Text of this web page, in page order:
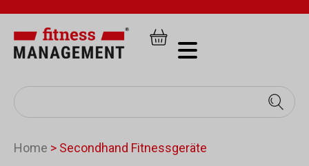
Home > Secondhand Fitnessgeräte